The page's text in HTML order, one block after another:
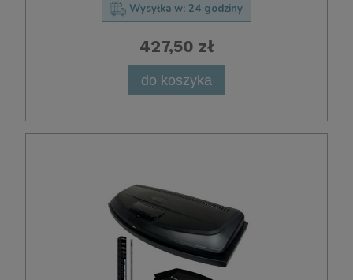
Wysyłka w: 24 godziny
427,50 zł
do koszyka